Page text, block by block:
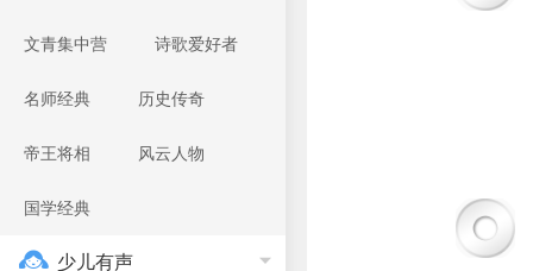
文青集中营 诗歌爱好者
名师经典 历史传奇
帝王将相 风云人物
国学经典
少儿有声